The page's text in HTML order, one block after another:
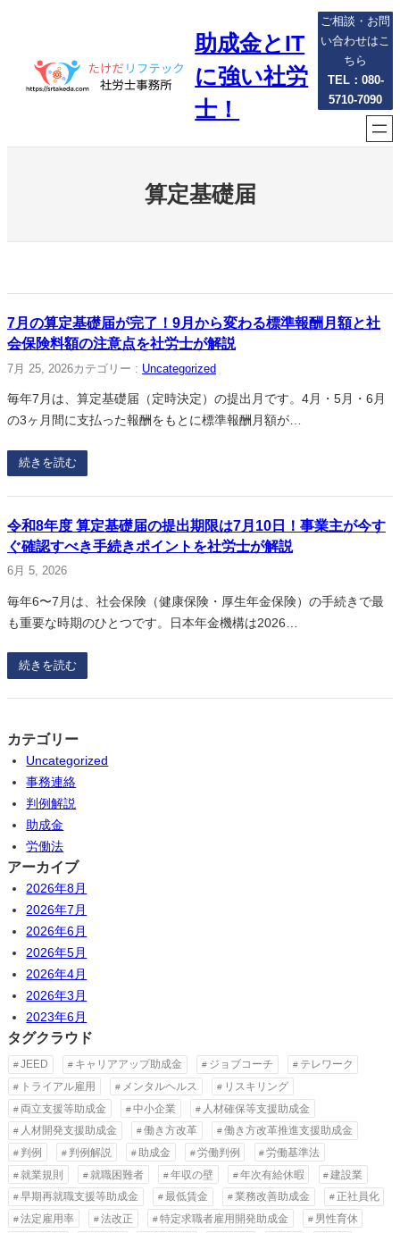
プ
助成金とIT
に強い社労
士！
ご相談・お問
い合わせはこ
ちら
TEL：080-
5710-7090
算定基礎届
7月の算定基礎届が完了！9月から変わる標準報酬月額と社
会保険料額の注意点を社労士が解説
7月 25, 2026カテゴリー : Uncategorized
毎年7月は、算定基礎届（定時決定）の提出月です。4月・5月・6月
の3ヶ月間に支払った報酬をもとに標準報酬月額が…
続きを読む
令和8年度 算定基礎届の提出期限は7月10日！事業主が今す
ぐ確認すべき手続きポイントを社労士が解説
6月 5, 2026
毎年6〜7月は、社会保険（健康保険・厚生年金保険）の手続きで最
も重要な時期のひとつです。日本年金機構は2026…
続きを読む
カテゴリー
Uncategorized
事務連絡
判例解説
助成金
労働法
アーカイブ
2026年8月
2026年7月
2026年6月
2026年5月
2026年4月
2026年3月
2023年6月
タグクラウド
JEED キャリアアップ助成金 ジョブコーチ
テレワーク
トライアル雇用
メンタルヘルス
リスキリング
両立支援等助成金
中小企業
人材確保等支援助成金
人材開発支援助成金
働き方改革
働き方改革推進支援助成金
判例
判例解説 助成金 労働判例
労働基準法
就業規則
就職困難者 年収の壁 年次有給休暇
建設業
早期再就職支援等助成金
最低賃金 業務改善助成金
正社員化
法定雇用率
法改正 特定求職者雇用開発助成金
男性育休